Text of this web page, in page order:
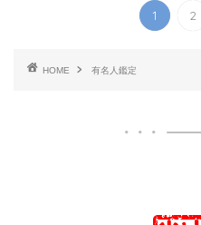
1 2
HOME 有名人鑑定